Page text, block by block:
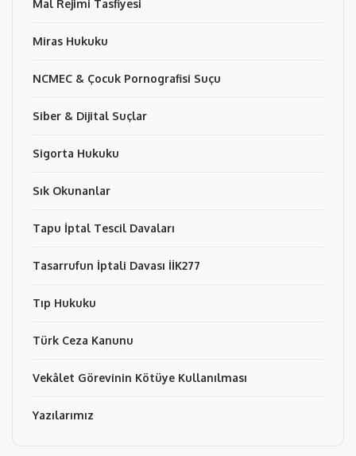
Mal Rejimi Tasfiyesi
Miras Hukuku
NCMEC & Çocuk Pornografisi Suçu
Siber & Dijital Suçlar
Sigorta Hukuku
Sık Okunanlar
Tapu İptal Tescil Davaları
Tasarrufun İptali Davası İİK277
Tıp Hukuku
Türk Ceza Kanunu
Vekâlet Görevinin Kötüye Kullanılması
Yazılarımız